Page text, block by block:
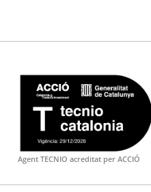
Agent TECNIO acreditat per ACCIÓ